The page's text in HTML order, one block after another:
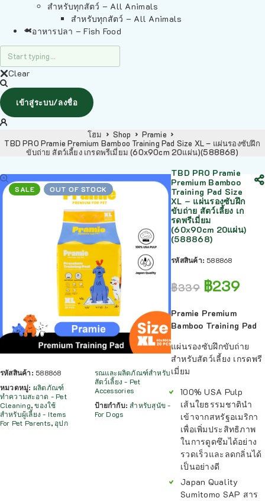
สำหรับทุกสัตว์ – All Animals
สำหรับทุกสัตว์ – All Animals
อาหารปลา – Fish Food
Clear
เข้าสู่ระบบ/ลงชื่อ
โฮม Shop
Pramie
TBD PRO Pramie Premium Bamboo Training Pad Size XL – แผ่นรองซับฝึก
ขับถ่าย สัตว์เลี้ยง เกรดพรีเมี่ยม (60x90cm 20แผ่น)(588868)
SALE OUT OF STOCK
รหัสสินค้า: 588868
หมวดหมู่: ผลิตภัณฑ์
ทำความสะอาด - Pet
Cleaning,ของใช้
สำหรับผู้เลี้ยง - Items
For Pet Parents, อุปก
รณและผลิตภัณฑ์สำหรับ
สัตว์เลี้ยง - Pet
Accessories
ป้ายกำกับ:สำหรับสุนัข -
For Dogs
TBD PRO Pramie
Premium Bamboo
Training Pad Size
XL – แผ่นรองซับฝึก
ขับถ่าย สัตว์เลี้ยง เก
รดพรีเมี่ยม
(60x90cm 20แผ่น)
(588868)
รหัสสินค้า: 588868
฿339 ฿239
Pramie Premium
Bamboo Training Pad
แผ่นรองซับฝึกขับถ่าย
สำหรับสัตว์เลี้ยง เกรดพรี
เมี่ยม
100% USA Pulp
เส้นใยธรรมชาตินำ
เข้าจากสหรัฐอเมริกา
เพื่อเพิ่มประสิทธิภาพ
ในการดูดซึมได้อย่าง
รวดเร็วและลดกลิ่นได้
เป็นอย่างดี
Japan Quality
Sumitomo SAP สาร